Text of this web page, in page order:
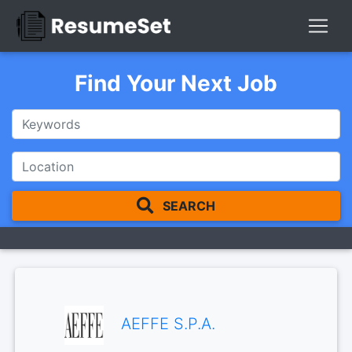
Find Your Next Job
SEARCH
AEFFE S.P.A.